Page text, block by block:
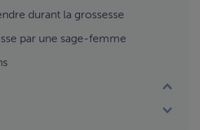
durant la grossesse
par une sage-femme